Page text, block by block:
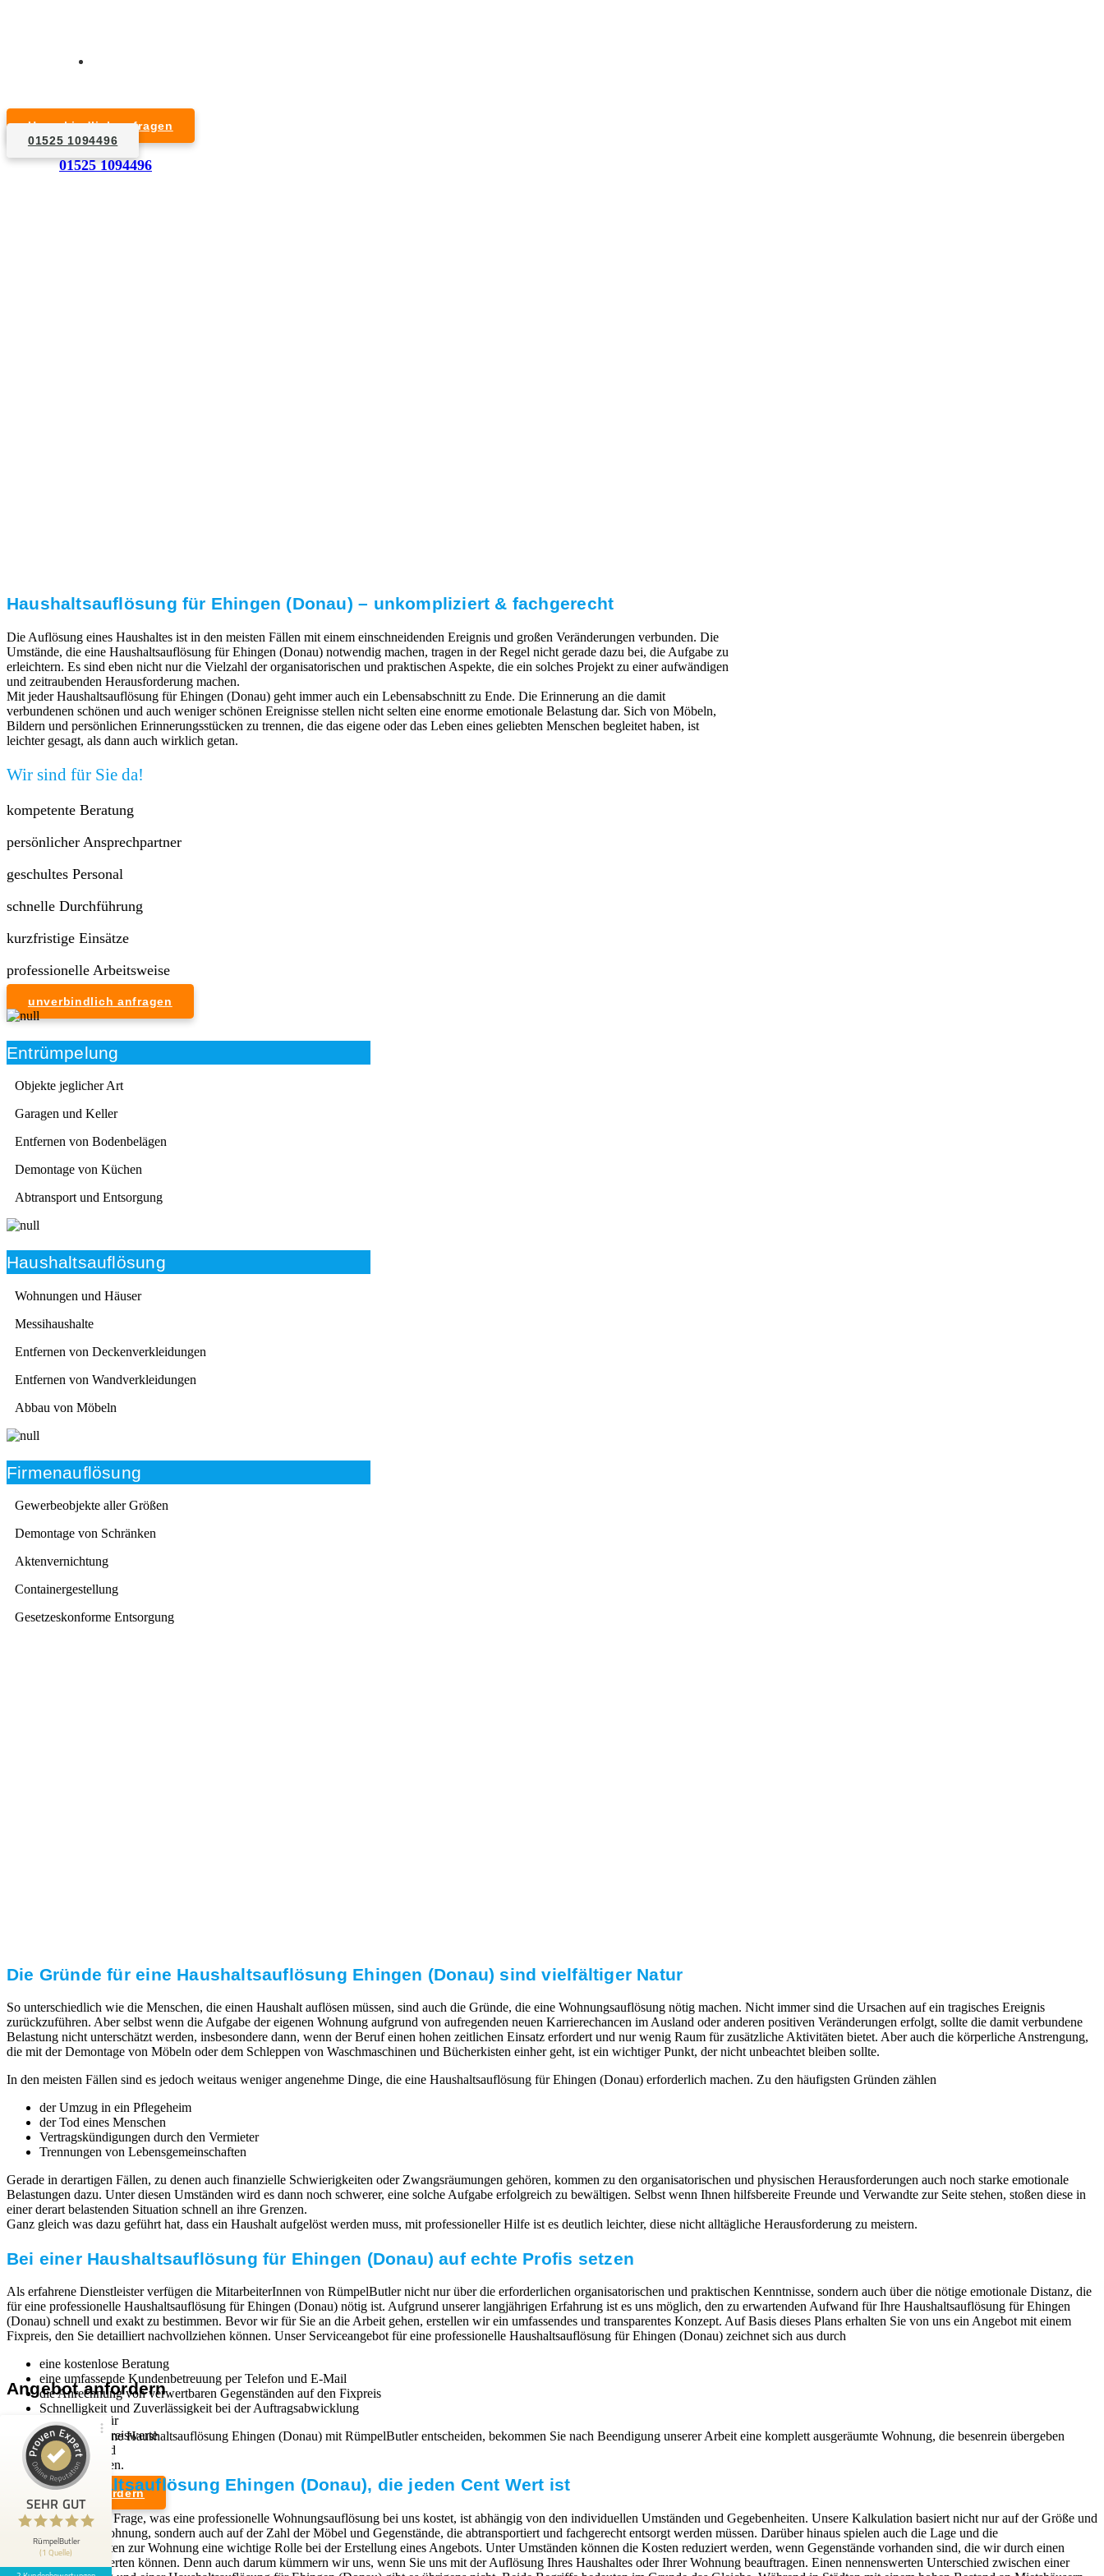
01525 1094496
Unverbindlich anfragen
01525 1094496
1. Anfrage
Haushaltsauflösung für Ehingen (Donau) – unkompliziert & fachgerecht
Die Auflösung eines Haushaltes ist in den meisten Fällen mit einem einschneidenden Ereignis und großen Veränderungen verbunden. Die
Umstände, die eine Haushaltsauflösung für Ehingen (Donau) notwendig machen, tragen in der Regel nicht gerade dazu bei, die Aufgabe zu
erleichtern. Es sind eben nicht nur die Vielzahl der organisatorischen und praktischen Aspekte, die ein solches Projekt zu einer aufwändigen
und zeitraubenden Herausforderung machen.
Mit jeder Haushaltsauflösung für Ehingen (Donau) geht immer auch ein Lebensabschnitt zu Ende. Die Erinnerung an die damit
verbundenen schönen und auch weniger schönen Ereignisse stellen nicht selten eine enorme emotionale Belastung dar. Sich von Möbeln,
Bildern und persönlichen Erinnerungsstücken zu trennen, die das eigene oder das Leben eines geliebten Menschen begleitet haben, ist
leichter gesagt, als dann auch wirklich getan.
Wir sind für Sie da!
kompetente Beratung
persönlicher Ansprechpartner
geschultes Personal
schnelle Durchführung
kurzfristige Einsätze
professionelle Arbeitsweise
unverbindlich anfragen
Entrümpelung
Objekte jeglicher Art
Garagen und Keller
Entfernen von Bodenbelägen
Demontage von Küchen
Abtransport und Entsorgung
Haushaltsauflösung
Wohnungen und Häuser
Messihaushalte
Entfernen von Deckenverkleidungen
Entfernen von Wandverkleidungen
Abbau von Möbeln
Firmenauflösung
Gewerbeobjekte aller Größen
Demontage von Schränken
Aktenvernichtung
Containergestellung
Gesetzeskonforme Entsorgung
Die Gründe für eine Haushaltsauflösung Ehingen (Donau) sind vielfältiger Natur
So unterschiedlich wie die Menschen, die einen Haushalt auflösen müssen, sind auch die Gründe, die eine Wohnungsauflösung nötig machen. Nicht immer sind die Ursachen auf ein tragisches Ereignis
zurückzuführen. Aber selbst wenn die Aufgabe der eigenen Wohnung aufgrund von aufregenden neuen Karrierechancen im Ausland oder anderen positiven Veränderungen erfolgt, sollte die damit verbundene
Belastung nicht unterschätzt werden, insbesondere dann, wenn der Beruf einen hohen zeitlichen Einsatz erfordert und nur wenig Raum für zusätzliche Aktivitäten bietet. Aber auch die körperliche Anstrengung,
die mit der Demontage von Möbeln oder dem Schleppen von Waschmaschinen und Bücherkisten einher geht, ist ein wichtiger Punkt, der nicht unbeachtet bleiben sollte.
In den meisten Fällen sind es jedoch weitaus weniger angenehme Dinge, die eine Haushaltsauflösung für Ehingen (Donau) erforderlich machen. Zu den häufigsten Gründen zählen
der Umzug in ein Pflegeheim
der Tod eines Menschen
Vertragskündigungen durch den Vermieter
Trennungen von Lebensgemeinschaften
Gerade in derartigen Fällen, zu denen auch finanzielle Schwierigkeiten oder Zwangsräumungen gehören, kommen zu den organisatorischen und physischen Herausforderungen auch noch starke emotionale
Belastungen dazu. Unter diesen Umständen wird es dann noch schwerer, eine solche Aufgabe erfolgreich zu bewältigen. Selbst wenn Ihnen hilfsbereite Freunde und Verwandte zur Seite stehen, stoßen diese in
einer derart belastenden Situation schnell an ihre Grenzen.
Ganz gleich was dazu geführt hat, dass ein Haushalt aufgelöst werden muss, mit professioneller Hilfe ist es deutlich leichter, diese nicht alltägliche Herausforderung zu meistern.
Bei einer Haushaltsauflösung für Ehingen (Donau) auf echte Profis setzen
Als erfahrene Dienstleister verfügen die MitarbeiterInnen von RümpelButler nicht nur über die erforderlichen organisatorischen und praktischen Kenntnisse, sondern auch über die nötige emotionale Distanz, die
für eine professionelle Haushaltsauflösung für Ehingen (Donau) nötig ist. Aufgrund unserer langjährigen Erfahrung ist es uns möglich, den zu erwartenden Aufwand für Ihre Haushaltsauflösung für Ehingen
(Donau) schnell und exakt zu bestimmen. Bevor wir für Sie an die Arbeit gehen, erstellen wir ein umfassendes und transparentes Konzept. Auf Basis dieses Plans erhalten Sie von uns ein Angebot mit einem
Fixpreis, den Sie detailliert nachvollziehen können. Unser Serviceangebot für eine professionelle Haushaltsauflösung für Ehingen (Donau) zeichnet sich aus durch
eine kostenlose Beratung
eine umfassende Kundenbetreuung per Telefon und E-Mail
die Anrechnung von verwertbaren Gegenständen auf den Fixpreis
Schnelligkeit und Zuverlässigkeit bei der Auftragsabwicklung
Wenn Sie sich für eine Haushaltsauflösung Ehingen (Donau) mit RümpelButler entscheiden, bekommen Sie nach Beendigung unserer Arbeit eine komplett ausgeräumte Wohnung, die besenrein übergeben
werden kann.
Eine Haushaltsauflösung Ehingen (Donau), die jeden Cent Wert ist
Die Antwort auf die Frage, was eine professionelle Wohnungsauflösung bei uns kostet, ist abhängig von den individuellen Umständen und Gegebenheiten. Unsere Kalkulation basiert nicht nur auf der Größe und
dem Zustand der Wohnung, sondern auch auf der Zahl der Möbel und Gegenstände, die abtransportiert und fachgerecht entsorgt werden müssen. Darüber hinaus spielen auch die Lage und die
Zugangsmöglichkeiten zur Wohnung eine wichtige Rolle bei der Erstellung eines Angebots. Unter Umständen können die Kosten reduziert werden, wenn Gegenstände vorhanden sind, die wir durch einen
Weiterverkauf verwerten können. Denn auch darum kümmern wir uns, wenn Sie uns mit der Auflösung Ihres Haushaltes oder Ihrer Wohnung beauftragen. Einen nennenswerten Unterschied zwischen einer
Angebot anfordern
Wir sind Experten für
professionelle und preiswerte
Entrümpelungen und
Haushaltsauflösungen.
Angebot anfordern
Rechtliches
Impressum
SEHR GUT
RümpelButler
(1 Quelle)
Kundenbewertungen und Erfahrungen zu
RümpelButler
SEHR GUT
5,00 / 5,00
Bewertungen von 1
anderen Quelle